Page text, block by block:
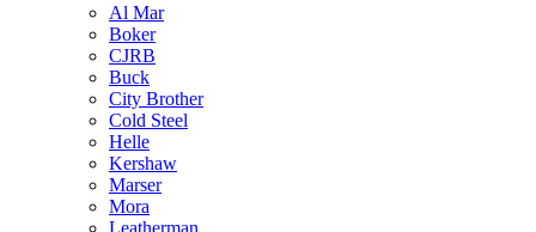
Al Mar
Boker
CJRB
Buck
City Brother
Cold Steel
Helle
Kershaw
Marser
Mora
Leatherman